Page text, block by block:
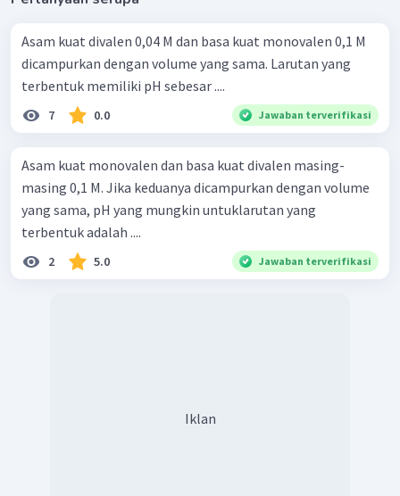
Asam kuat divalen 0,04 M dan basa kuat monovalen 0,1 M
dicampurkan dengan volume yang sama. Larutan yang
terbentuk memiliki pH sebesar ....
7 0.0 Jawaban terverifikasi
Asam kuat monovalen dan basa kuat divalen masing-
masing 0,1 M. Jika keduanya dicampurkan dengan volume
yang sama, pH yang mungkin untuklarutan yang
terbentuk adalah ....
2 5.0 Jawaban terverifikasi
Iklan